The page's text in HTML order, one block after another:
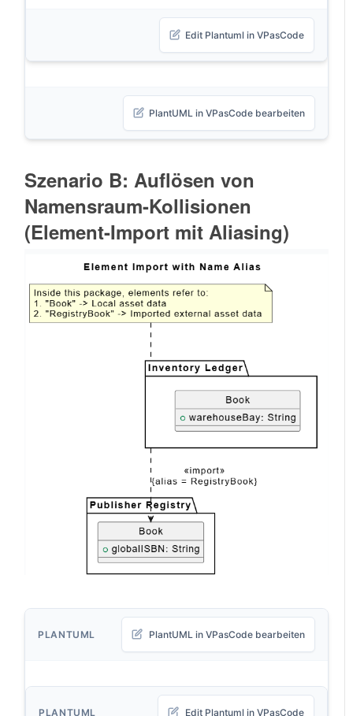
Edit Plantuml in VPasCode
PlantUML in VPasCode bearbeiten
Szenario B: Auflösen von
Namensraum-Kollisionen
(Element-Import mit Aliasing)
PLANTUML PlantUML in VPasCode bearbeiten
PLANTUML Edit Plantuml in VPasCode